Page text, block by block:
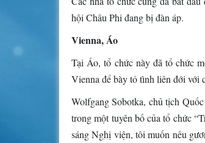
hội Châu Phi đang bị đàn áp.
Vienna, Áo
Tại Áo, tổ chức này đã tổ chức
Vienna để bày tỏ tình liên đới với
Wolfgang Sobotka, chủ tịch
trong một tuyên bố của tổ chức
sáng Nghị viện, tôi muốn nêu